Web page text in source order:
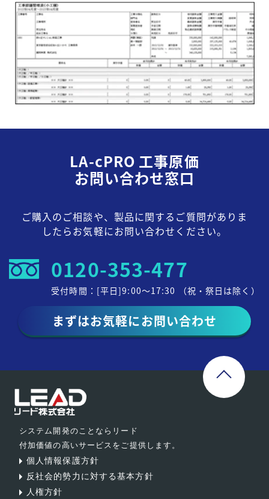
LA-cPRO 工事原価
お問い合わせ窓口
ご購入のご相談や、製品に関するご質問がありま
したらお気軽にお問い合わせください。
0120-353-477
受付時間：[平日]9:00～17:30 （祝・祭日は除く）
まずはお気軽にお問い合わせ
システム開発のことならリード
付加価値の高いサービスをご提供します。
個人情報保護方針
反社会的勢力に対する基本方針
人権方針